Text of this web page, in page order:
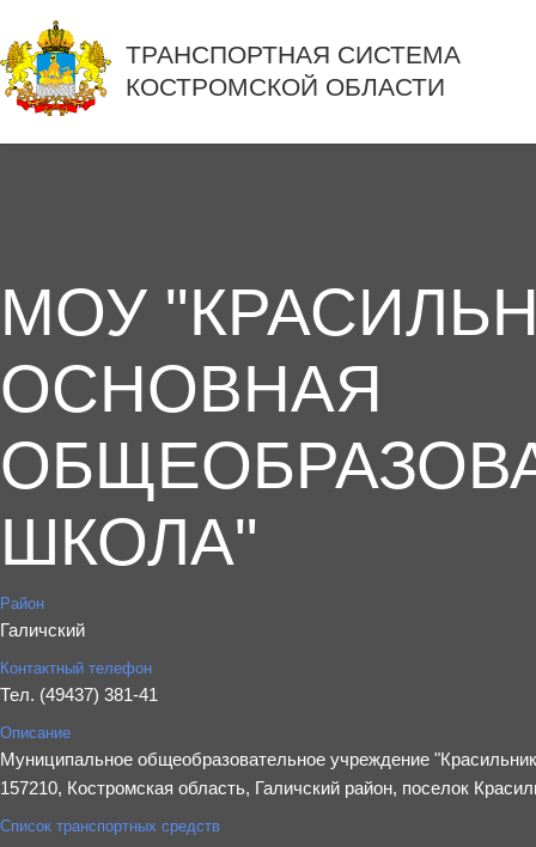
ТРАНСПОРТНАЯ СИСТЕМА
КОСТРОМСКОЙ ОБЛАСТИ
МОУ
ОСНОВНАЯ
ШКОЛА"
Район
Галичский
Контактный телефон
Тел. (49437) 381-41
Описание
Муниципальное общеобразовательное учреждение
157210, Костромская область, Галичский район, поселок
Список транспортных средств